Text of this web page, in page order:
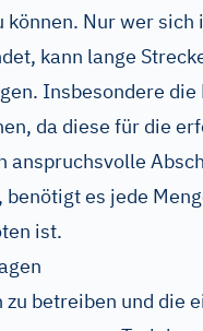
Nur wer sich
kann lange
Insbesondere
da diese für die
anspruchsvolle
es jede
ist.
betreiben und die